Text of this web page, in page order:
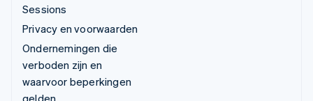
Sessions
Privacy en voorwaarden
Ondernemingen die
verboden zijn en
waarvoor beperkingen
gelden